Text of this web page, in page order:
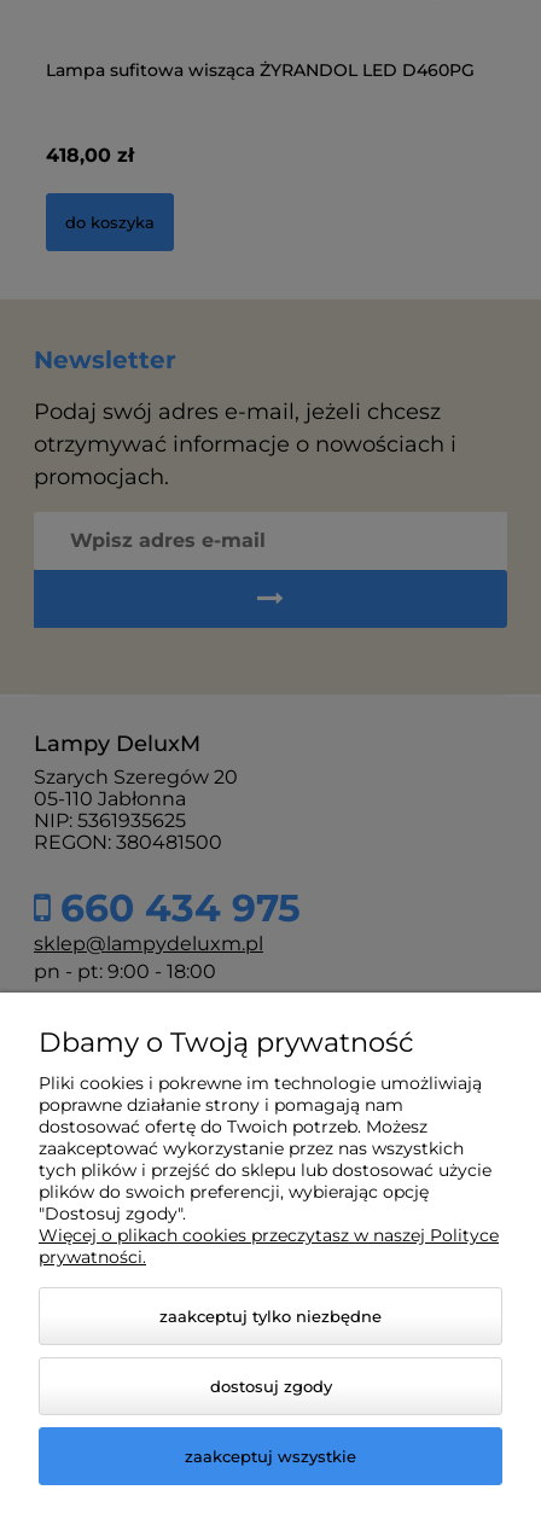
Lampa sufitowa wisząca ŻYRANDOL LED D460PG
418,00 zł
do koszyka
Newsletter
Podaj swój adres e-mail, jeżeli chcesz
otrzymywać informacje o nowościach i
promocjach.
Lampy DeluxM
Szarych Szeregów 20
05-110 Jabłonna
NIP: 5361935625
REGON: 380481500
660 434 975
sklep@lampydeluxm.pl
pn - pt: 9:00 - 18:00
Moje konto
Płatności i dostawa
Informacje
O nas
Dbamy o Twoją prywatność
Pliki cookies i pokrewne im technologie umożliwiają
poprawne działanie strony i pomagają nam
dostosować ofertę do Twoich potrzeb. Możesz
zaakceptować wykorzystanie przez nas wszystkich
tych plików i przejść do sklepu lub dostosować użycie
plików do swoich preferencji, wybierając opcję
"Dostosuj zgody".
Więcej o plikach cookies przeczytasz w naszej Polityce
prywatności.
zaakceptuj tylko niezbędne
dostosuj zgody
zaakceptuj wszystkie